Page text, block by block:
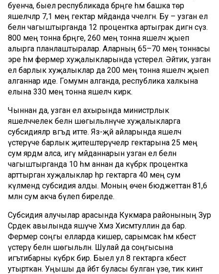
буенча, быел республикада бәрәңге һәм башка төр
яшелчәләр 7,1 мең гектар мәйданда чәчелгән. Бу – узган ел
белән чагыштырганда 12 процентка артыграк дигән сүз.
800 мең тонна бәрәңге, 260 мең тонна яшелчә җыеп
алырга планлаштыралар. Аларның 65–70 мең тоннасы
эре һәм фермер хуҗалыкларында үстерелә. Әйтик, узган
ел барлык хуҗалыклар да 200 мең тонна яшелчә җыеп
алганнар иде. Гомумән алганда, республика халкына
елына 330 мең тонна яшелчә кирәк.
Чыннан да, узган ел ахырында министрлык
яшелчәчелек белән шөгыльләнүче хуҗалыкларга
субсидияләр вәгъдә итте. Яз-җәй айларында яшелчә
үстерүче барлык җитештерүчеләр гектарына 25 мең
сум ярдәм алса, игү мәйданнарын узган ел белән
чагыштырганда 10 һәм аннан да күбрәк процентка
арттырган хуҗалыклар һәр гектарга 40 мең сум
күләмендә субсидия алды. Моның өчен бюджеттан 81,6
млн сум акча бүлеп бирелде.
Субсидия алучылар арасында Кукмара районының Зур
Сәрдек авылында яшәүче Хәмзә Хисмәтуллин да бар.
Фермер соңгы елларда кишер, сарымсак һәм кәбестә
үстерү белән шөгыльләнә. Шулай да соңгысына
игътибарны күбрәк бирә. Быел ул 8 гектарга кәбестә
утырткан. Уңышы да әйбәт буласы булган үзе, тик кинәт